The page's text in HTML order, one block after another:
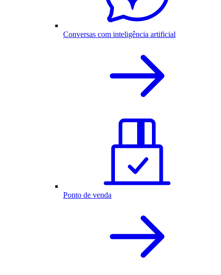
Conversas com inteligência artificial
Ponto de venda